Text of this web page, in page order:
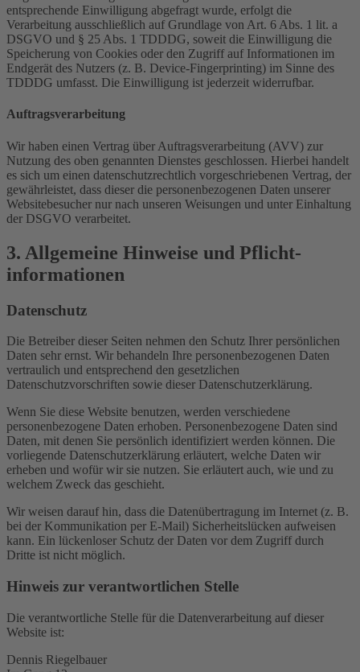
entsprechende Einwilligung abgefragt wurde, erfolgt die
Verarbeitung ausschließlich auf Grundlage von Art. 6 Abs. 1 lit. a
DSGVO und § 25 Abs. 1 TDDDG, soweit die Einwilligung die
Speicherung von Cookies oder den Zugriff auf Informationen im
Endgerät des Nutzers (z. B. Device-Fingerprinting) im Sinne des
TDDDG umfasst. Die Einwilligung ist jederzeit widerrufbar.
Auftragsverarbeitung
Wir haben einen Vertrag über Auftragsverarbeitung (AVV) zur
Nutzung des oben genannten Dienstes geschlossen. Hierbei handelt
es sich um einen datenschutzrechtlich vorgeschriebenen Vertrag, der
gewährleistet, dass dieser die personenbezogenen Daten unserer
Websitebesucher nur nach unseren Weisungen und unter Einhaltung
der DSGVO verarbeitet.
3. Allgemeine Hinweise und Pflicht­
informationen
Datenschutz
Die Betreiber dieser Seiten nehmen den Schutz Ihrer persönlichen
Daten sehr ernst. Wir behandeln Ihre personenbezogenen Daten
vertraulich und entsprechend den gesetzlichen
Datenschutzvorschriften sowie dieser Datenschutzerklärung.
Wenn Sie diese Website benutzen, werden verschiedene
personenbezogene Daten erhoben. Personenbezogene Daten sind
Daten, mit denen Sie persönlich identifiziert werden können. Die
vorliegende Datenschutzerklärung erläutert, welche Daten wir
erheben und wofür wir sie nutzen. Sie erläutert auch, wie und zu
welchem Zweck das geschieht.
Wir weisen darauf hin, dass die Datenübertragung im Internet (z. B.
bei der Kommunikation per E-Mail) Sicherheitslücken aufweisen
kann. Ein lückenloser Schutz der Daten vor dem Zugriff durch
Dritte ist nicht möglich.
Hinweis zur verantwortlichen Stelle
Die verantwortliche Stelle für die Datenverarbeitung auf dieser
Website ist:
Dennis Riegelbauer